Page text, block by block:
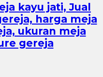
kayu jati, Jual
harga meja
ukuran meja
gereja